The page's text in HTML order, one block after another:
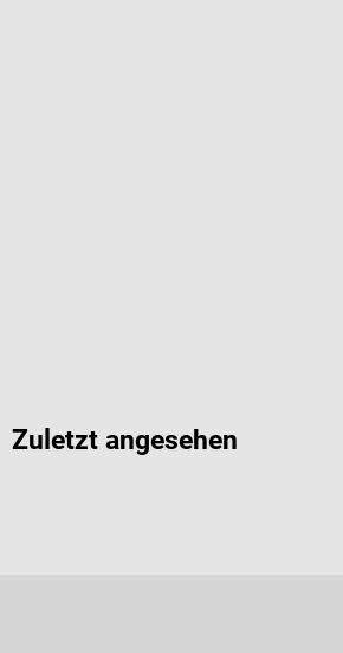
Zuletzt angesehen